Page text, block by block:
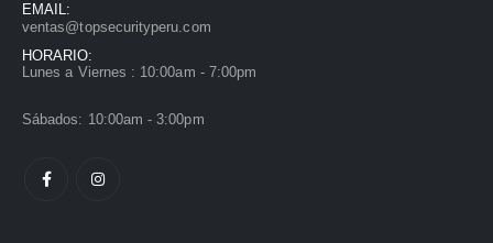
EMAIL:
ventas@topsecurityperu.com
HORARIO:
Lunes a Viernes : 10:00am - 7:00pm
Sábados: 10:00am - 3:00pm